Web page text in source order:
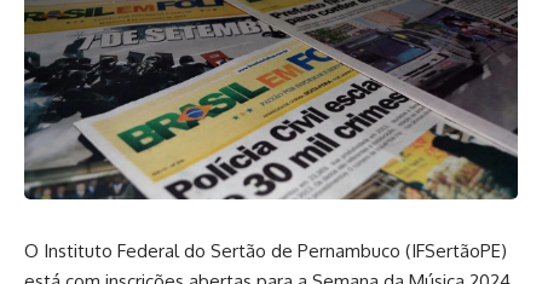
O Instituto Federal do Sertão de Pernambuco (IFSertãoPE)